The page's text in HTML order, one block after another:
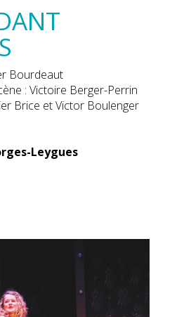
Bourdeaut
: Victoire Berger-Perrin
Brice et Victor Boulenger
Leygues